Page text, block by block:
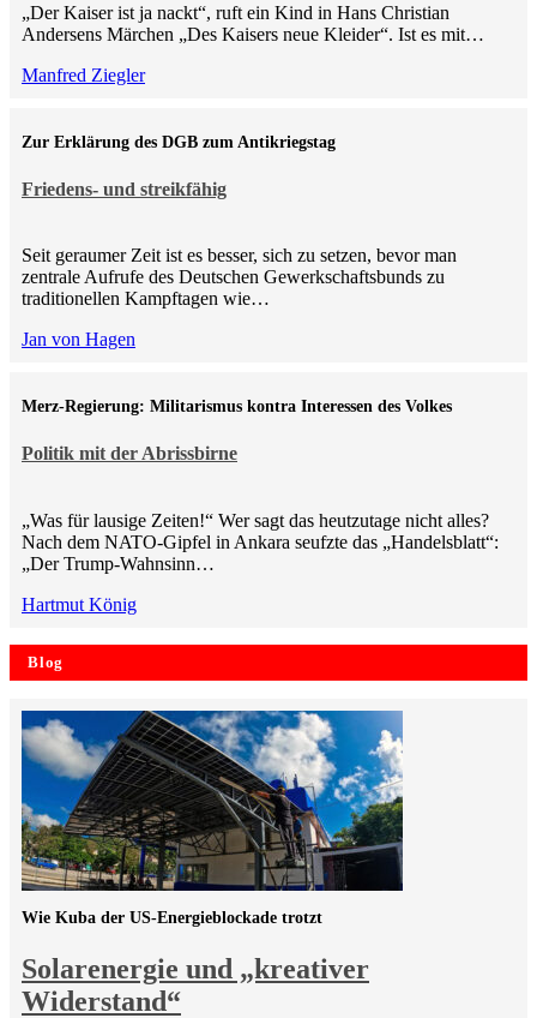
„Der Kaiser ist ja nackt“, ruft ein Kind in Hans Christian
Andersens Märchen „Des Kaisers neue Kleider“. Ist es mit…
Manfred Ziegler
Friedens- und streikfähig
Zur Erklärung des DGB zum Antikriegstag
Seit geraumer Zeit ist es besser, sich zu setzen, bevor man
zentrale Aufrufe des Deutschen Gewerkschaftsbunds zu
traditionellen Kampftagen wie…
Jan von Hagen
Politik mit der Abrissbirne
Merz-Regierung: Militarismus kontra Inte­ressen des Volkes
„Was für lausige Zeiten!“ Wer sagt das heutzutage nicht alles?
Nach dem NATO-Gipfel in Ankara seufzte das „Handelsblatt“:
„Der Trump-Wahnsinn…
Hartmut König
Blog
Solarenergie und „kreativer
Widerstand“
Wie Kuba der US-Energieblockade trotzt